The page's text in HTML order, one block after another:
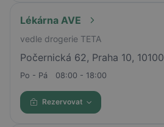
Lékárna AVE
vedle drogerie TETA
Počernická 62, Praha 10, 10100
Po - Pá 08:00 - 18:00
Rezervovat